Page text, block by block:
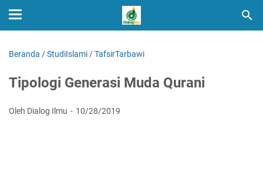
Beranda /StudiIslami /TafsirTarbawi
Tipologi Generasi Muda Qurani
Oleh Dialog Ilmu 10/28/2019